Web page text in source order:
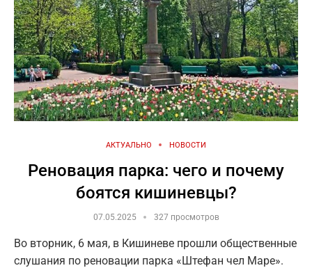
АКТУАЛЬНО НОВОСТИ
Реновация парка: чего и почему
боятся кишиневцы?
07.05.2025 327 просмотров
Во вторник, 6 мая, в Кишиневе прошли общественные
слушания по реновации парка «Штефан чел Маре».